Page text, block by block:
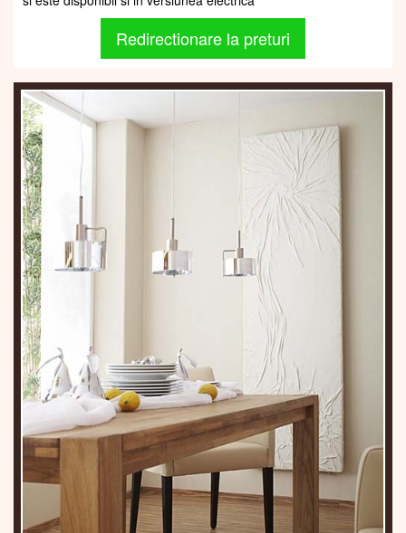
Redirectionare la preturi